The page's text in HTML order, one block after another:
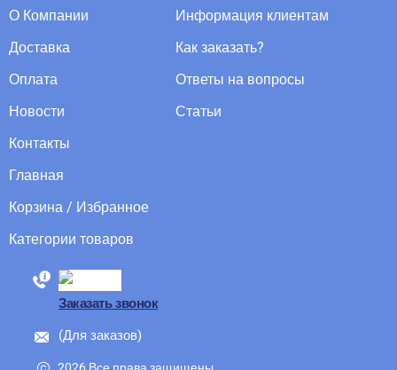
О Компании
Доставка
Оплата
Новости
Информация клиентам
Как заказать?
Ответы на вопросы
Статьи
Контакты
Главная
Корзина / Избранное
Категории товаров
88005555550
Заказать звонок
(Для заказов)